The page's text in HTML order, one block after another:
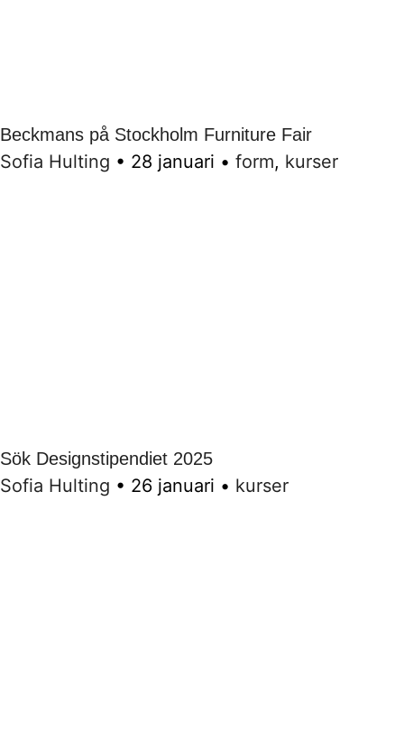
Beckmans på Stockholm Furniture Fair
Sofia Hulting • 28 januari • form, kurser
Sök Designstipendiet 2025
Sofia Hulting • 26 januari • kurser